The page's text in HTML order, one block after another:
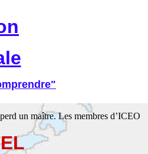
un maître. Les membres d’ICEO